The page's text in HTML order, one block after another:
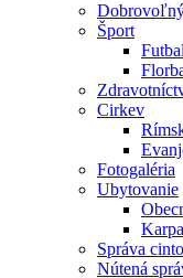
Šport
Futbal
Cirkev
Fotogaléria
Ubytovanie
Správa
Nútená